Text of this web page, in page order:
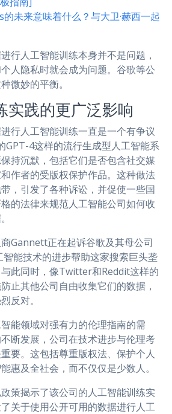
未来意味着什么？与大卫·赫西一起
行人工智能训练本身并不是问题，
人隐私时就会成为问题。谷歌等公
微妙的平衡。
实践的更广泛影响
行人工智能训练一直是一个有争议
GPT-4这样的流行生成型人工智能系
持沉默，包括它们是否包含社交媒
作者的受版权保护作品。这种做法
，引发了各种诉讼，并促使一些国
的法律来规范人工智能公司如何收
Gannett正在起诉谷歌及其母公司
能技术的进步帮助这家搜索巨头垄
此同时，像Twitter和Reddit这样的
止其他公司自由收集它们的数据，
反对。
能领域对强有力的伦理指南的需
断发展，公司在技术进步与伦理考
要。这包括尊重版权法、保护个人
惠及全社会，而不仅仅是少数人。
策揭示了该公司的人工智能训练实
关于使用公开可用的数据进行人工